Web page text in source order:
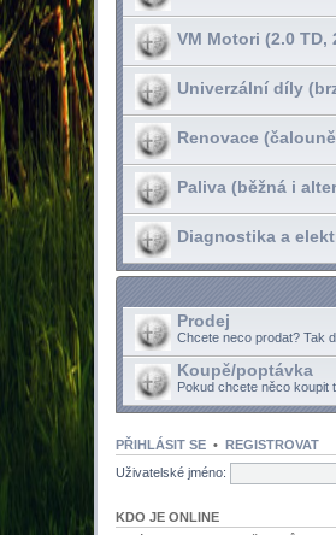
VM Motori (2.0 TD,
Univerzální díly
Renovace
Paliva (běžná i
Diagnostika a
Prodej
Chcete neco prodat? Tak
Koupě/poptávka
Pokud chcete něco
PŘIHLÁSIT SE • REGISTROVAT
Uživatelské jméno:
KDO JE ONLINE